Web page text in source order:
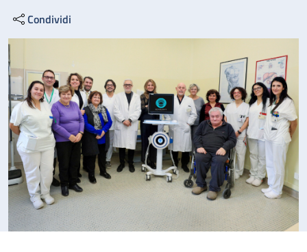
Condividi